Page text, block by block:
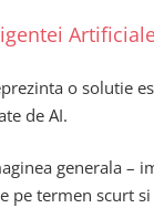
o solutie
de AI.
generala
pe termen scurt